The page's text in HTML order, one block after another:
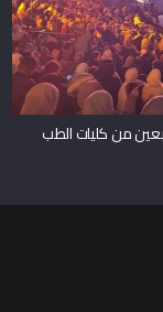
من كليات الطب